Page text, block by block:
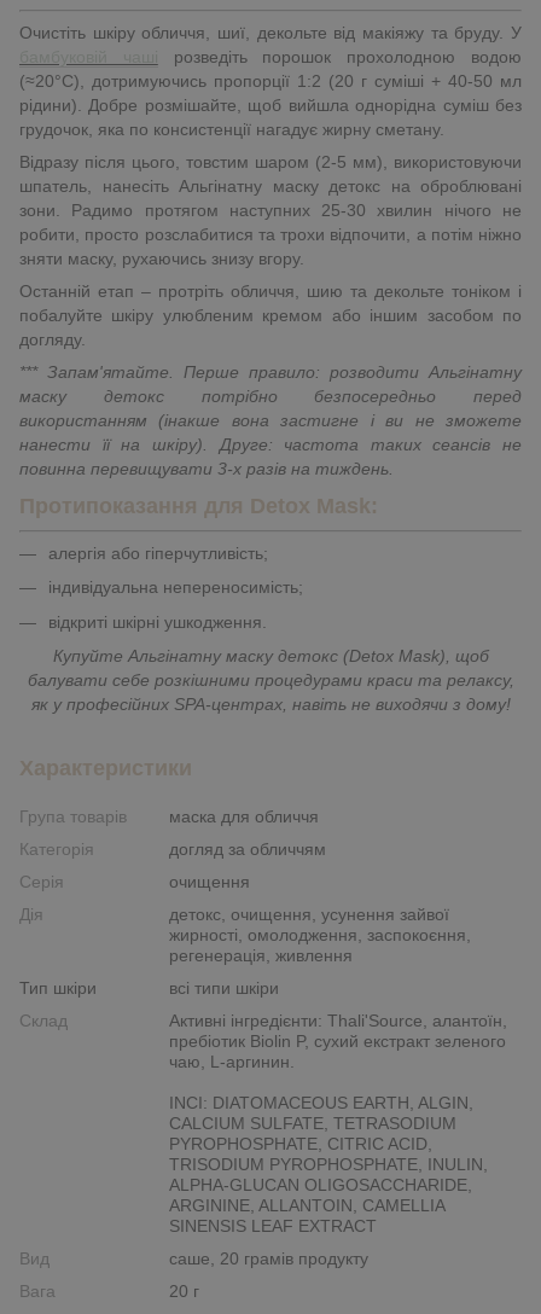
Очистіть шкіру обличчя, шиї, декольте від макіяжу та бруду. У
розведіть порошок прохолодною водою
(≈20°C), дотримуючись пропорції 1:2 (20 г суміші + 40-50 мл
рідини). Добре розмішайте, щоб вийшла однорідна суміш без
грудочок, яка по консистенції нагадує жирну сметану.
Відразу після цього, товстим шаром (2-5 мм), використовуючи
шпатель, нанесіть Альгінатну маску детокс на оброблювані
зони. Радимо протягом наступних 25-30 хвилин нічого не
робити, просто розслабитися та трохи відпочити, а потім ніжно
зняти маску, рухаючись знизу вгору.
Останній етап – протріть обличчя, шию та декольте тоніком і
побалуйте шкіру улюбленим кремом або іншим засобом по
догляду.
*** Запам'ятайте. Перше правило: розводити Альгінатну
маску детокс потрібно безпосередньо перед
використанням (інакше вона застигне і ви не зможете
нанести її на шкіру). Друге: частота таких сеансів не
повинна перевищувати 3-х разів на тиждень.
Протипоказання для Detox Mask:
алергія або гіперчутливість;
індивідуальна непереносимість;
відкриті шкірні ушкодження.
Купуйте Альгінатну маску детокс (Detox Mask), щоб
балувати себе розкішними процедурами краси та релаксу,
як у професійних SPA-центрах, навіть не виходячи з дому!
Характеристики
Група товарів
маска для обличчя
Категорія
догляд за обличчям
Серія
очищення
Дія
детокс, очищення, усунення зайвої
жирності, омолодження, заспокоєння,
регенерація, живлення
Тип шкіри
всі типи шкіри
Склад
Активні інгредієнти: Thali'Source, алантоїн,
пребіотик Biolin P, сухий екстракт зеленого
чаю, L-аргинин.
INCI: DIATOMACEOUS EARTH, ALGIN,
CALCIUM SULFATE, TETRASODIUM
PYROPHOSPHATE, CITRIC ACID,
TRISODIUM PYROPHOSPHATE, INULIN,
ALPHA-GLUCAN OLIGOSACCHARIDE,
ARGININE, ALLANTOIN, CAMELLIA
SINENSIS LEAF EXTRACT
Вид
саше, 20 грамів продукту
Вага
20 г